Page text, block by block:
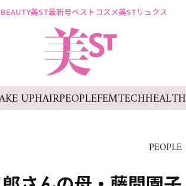
美ST最新号ベストコスメ美STリュクス
UPHAIRPEOPLEFEMTECHHEALTH
PEOPLE